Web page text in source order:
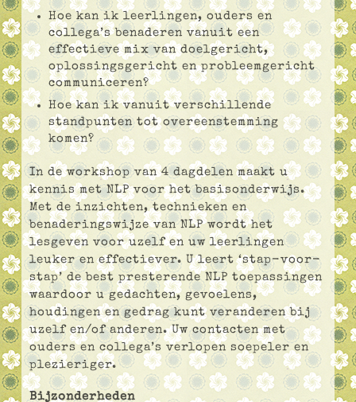
Hoe kan ik leerlingen, ouders en
collega’s benaderen vanuit een
effectieve mix van doelgericht,
oplossingsgericht en probleemgericht
communiceren?
Hoe kan ik vanuit verschillende
standpunten tot overeenstemming
komen?
In de workshop van 4 dagdelen maakt u
kennis met NLP voor het basisonderwijs.
Met de inzichten, technieken en
benaderingswijze van NLP wordt het
lesgeven voor uzelf en uw leerlingen
leuker en effectiever. U leert ‘stap-voor-
stap’ de best presterende NLP toepassingen
waardoor u gedachten, gevoelens,
houdingen en gedrag kunt veranderen bij
uzelf en/of anderen. Uw contacten met
ouders en collega’s verlopen soepeler en
plezieriger.
Bijzonderheden